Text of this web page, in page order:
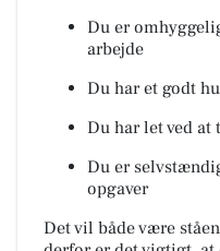
Du er
arbejde
Du har et godt
Du har let ved
Du er
opgaver
Det vil både være